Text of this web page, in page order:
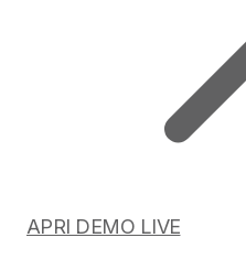
APRI DEMO LIVE